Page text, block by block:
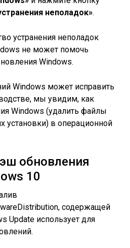
неполадок».
устранения неполадок
не может помочь
Windows.
Windows может исправить
мы увидим, как
Windows (удалить файлы
в операционной
обновления
10
содержащей
Update использует для